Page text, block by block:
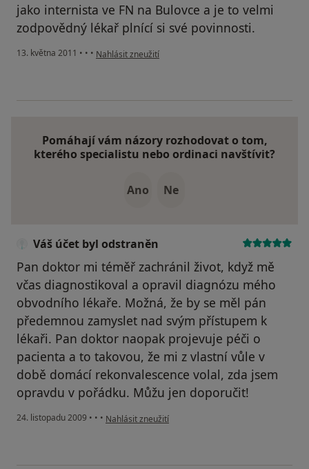
jako internista ve FN na Bulovce a je to velmi
zodpovědný lékař plnící si své povinnosti.
13. května 2011 • • • podle názoru uživatele Pacient
Nahlásit zneužití
Pomáhají vám názory rozhodovat o tom,
kterého specialistu nebo ordinaci navštívit?
Ano Ne
Váš účet byl odstraněn
Pan doktor mi téměř zachránil život, když mě
včas diagnostikoval a opravil diagnózu mého
obvodního lékaře. Možná, že by se měl pán
předemnou zamyslet nad svým přístupem k
lékaři. Pan doktor naopak projevuje péči o
pacienta a to takovou, že mi z vlastní vůle v
době domácí rekonvalescence volal, zda jsem
opravdu v pořádku. Můžu jen doporučit!
24. listopadu 2009 • • • podle názoru uživatele Váš účet byl odstraněn
Nahlásit zneužití